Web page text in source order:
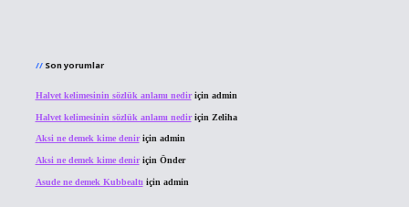
Son yorumlar
Halvet kelimesinin sözlük anlamı nediriçin admin
Halvet kelimesinin sözlük anlamı nediriçin Zeliha
Aksi ne demek kime deniriçin admin
Aksi ne demek kime deniriçin Önder
Asude ne demek Kubbealtı için admin